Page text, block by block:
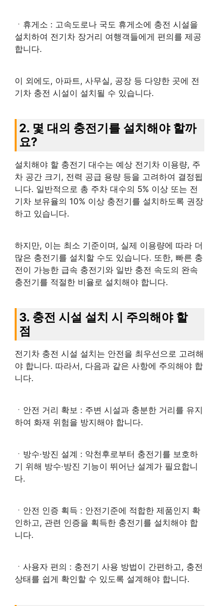
ㆍ휴게소 : 고속도로나 국도 휴게소에 충전 시설을
설치하여 전기차 장거리 여행객들에게 편의를 제공
합니다.
이 외에도, 아파트, 사무실, 공장 등 다양한 곳에 전
기차 충전 시설이 설치될 수 있습니다.
2. 몇 대의 충전기를 설치해야 할까
요?
설치해야 할 충전기 대수는 예상 전기차 이용량, 주
차 공간 크기, 전력 공급 용량 등을 고려하여 결정됩
니다. 일반적으로 총 주차 대수의 5% 이상 또는 전
기차 보유율의 10% 이상 충전기를 설치하도록 권장
하고 있습니다.
하지만, 이는 최소 기준이며, 실제 이용량에 따라 더
많은 충전기를 설치할 수도 있습니다. 또한, 빠른 충
전이 가능한 급속 충전기와 일반 충전 속도의 완속
충전기를 적절한 비율로 설치해야 합니다.
3. 충전 시설 설치 시 주의해야 할
점
전기차 충전 시설 설치는 안전을 최우선으로 고려해
야 합니다. 따라서, 다음과 같은 사항에 주의해야 합
니다.
ㆍ안전 거리 확보 : 주변 시설과 충분한 거리를 유지
하여 화재 위험을 방지해야 합니다.
ㆍ방수·방진 설계 : 악천후로부터 충전기를 보호하
기 위해 방수·방진 기능이 뛰어난 설계가 필요합니
다.
ㆍ안전 인증 획득 : 안전기준에 적합한 제품인지 확
인하고, 관련 인증을 획득한 충전기를 설치해야 합
니다.
ㆍ사용자 편의 : 충전기 사용 방법이 간편하고, 충전
상태를 쉽게 확인할 수 있도록 설계해야 합니다.